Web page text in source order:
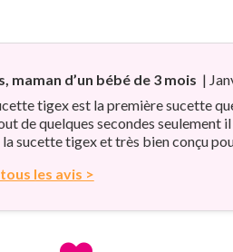
maman d’un bébé de 3 mois |
tigex est la première sucette
de quelques secondes seulement
la sucette tigex et très bien conçu
les avis >